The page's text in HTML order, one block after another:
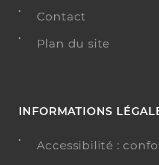
Contact
Plan du site
INFORMATIONS
Accessibilité :